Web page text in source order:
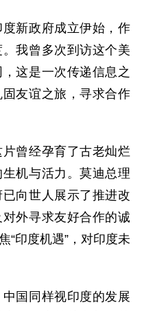
新政府成立伊始，作
我曾多次到访这个美
这是一次传递信息之
友谊之旅，寻求合作
曾经孕育了古老灿烂
机与活力。莫迪总理
向世人展示了推进改
外寻求友好合作的诚
“印度机遇”，对印度未
国同样视印度的发展